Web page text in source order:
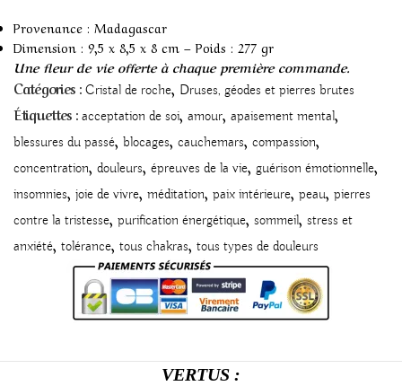
Provenance : Madagascar
Dimension : 9,5 x 8,5 x 8 cm – Poids : 277 gr
Une fleur de vie offerte à chaque première commande.
Catégories : Cristal de roche, Druses, géodes et pierres brutes
Étiquettes : acceptation de soi, amour, apaisement mental,
blessures du passé, blocages, cauchemars, compassion,
concentration, douleurs, épreuves de la vie, guérison émotionnelle,
insomnies, joie de vivre, méditation, paix intérieure, peau, pierres
contre la tristesse, purification énergétique, sommeil, stress et
anxiété, tolérance, tous chakras, tous types de douleurs
VERTUS :